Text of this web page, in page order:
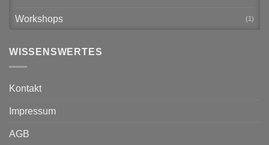
Workshops (1)
WISSENSWERTES
Kontakt
Impressum
AGB